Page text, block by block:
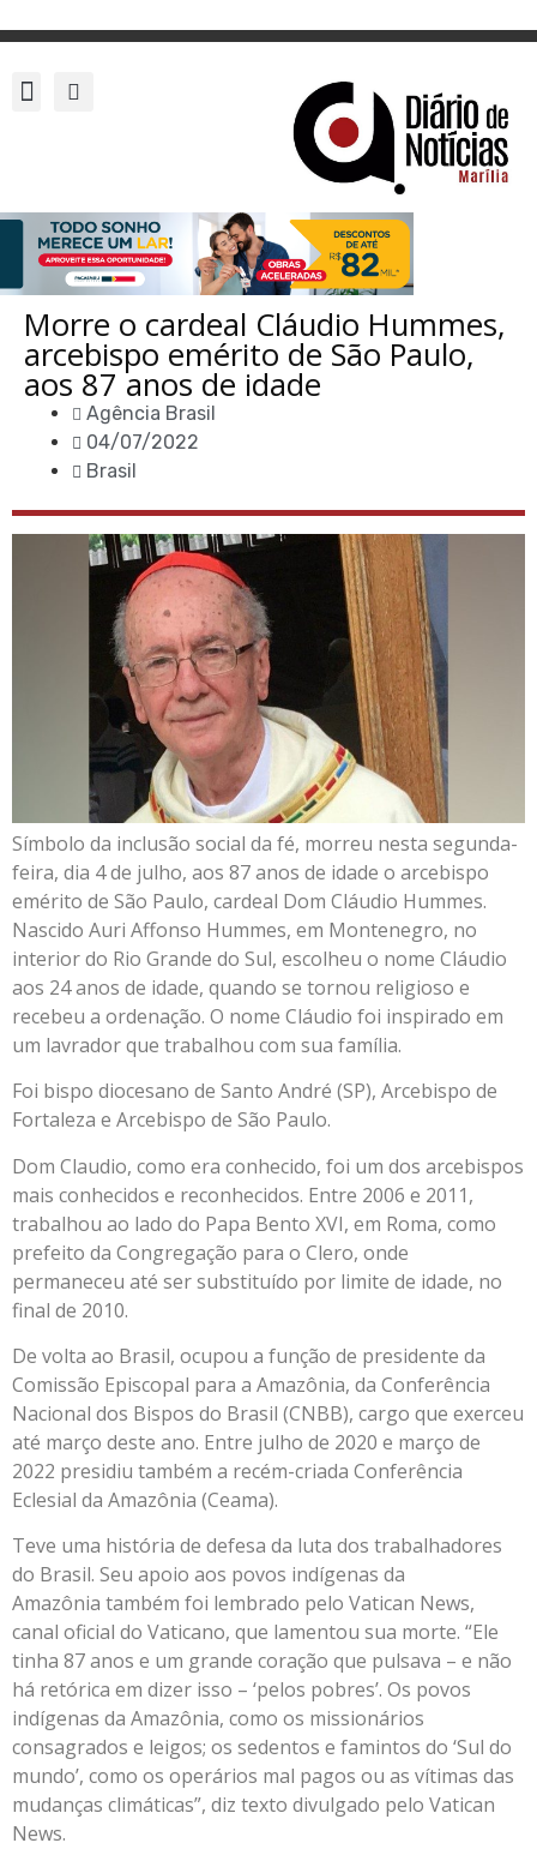
Morre o cardeal Cláudio Hummes,
arcebispo emérito de São Paulo,
aos 87 anos de idade
Agência Brasil
04/07/2022
Brasil
Símbolo da inclusão social da fé, morreu nesta segunda-
feira, dia 4 de julho, aos 87 anos de idade o arcebispo
emérito de São Paulo, cardeal Dom Cláudio Hummes.
Nascido Auri Affonso Hummes, em Montenegro, no
interior do Rio Grande do Sul, escolheu o nome Cláudio
aos 24 anos de idade, quando se tornou religioso e
recebeu a ordenação. O nome Cláudio foi inspirado em
um lavrador que trabalhou com sua família.
Foi bispo diocesano de Santo André (SP), Arcebispo de
Fortaleza e Arcebispo de São Paulo.
Dom Claudio, como era conhecido, foi um dos arcebispos
mais conhecidos e reconhecidos. Entre 2006 e 2011,
trabalhou ao lado do Papa Bento XVI, em Roma, como
prefeito da Congregação para o Clero, onde
permaneceu até ser substituído por limite de idade, no
final de 2010.
De volta ao Brasil, ocupou a função de presidente da
Comissão Episcopal para a Amazônia, da Conferência
Nacional dos Bispos do Brasil (CNBB), cargo que exerceu
até março deste ano. Entre julho de 2020 e março de
2022 presidiu também a recém-criada Conferência
Eclesial da Amazônia (Ceama).
Teve uma história de defesa da luta dos trabalhadores
do Brasil. Seu apoio aos povos indígenas da
Amazônia também foi lembrado pelo Vatican News,
canal oficial do Vaticano, que lamentou sua morte. “Ele
tinha 87 anos e um grande coração que pulsava – e não
há retórica em dizer isso – ‘pelos pobres’. Os povos
indígenas da Amazônia, como os missionários
consagrados e leigos; os sedentos e famintos do ‘Sul do
mundo’, como os operários mal pagos ou as vítimas das
mudanças climáticas”, diz texto divulgado pelo Vatican
News.